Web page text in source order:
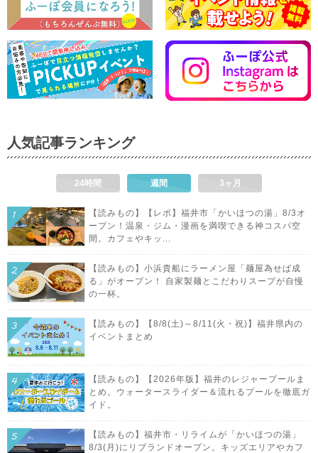
人気記事ランキング
24時間 週間 3ヶ月
【読みもの】【レポ】福井市「かいほつの湯」8/3オ
ープン！温泉・ジム・漫画を満喫できる神コスパ空
間。カフェやキッ...
【読みもの】小浜貴船にラーメン屋「麺屋為せば成
る」がオープン！ 自家製麺とこだわりスープが自慢
の一杯。
【読みもの】【8/8(土)～8/11(火・祝)】福井県内の
イベントまとめ
【読みもの】【2026年版】福井のレジャープールま
とめ。ウォータースライダー＆流れるプールを徹底ガ
イド。
【読みもの】福井市・リライムが「かいほつの湯」
8/3(月)にリブランドオープン。キッズエリアやカフ